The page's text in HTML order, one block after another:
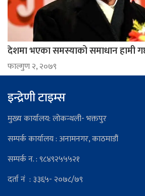
देशमा भएका समस्याको समाधान हामी
फाल्गुण २, २०७९
इन्द्रेणी टाइम्स
मुख्य कार्यालय: लोकन्थली- भक्तपुर
सम्पर्क कार्यालय : अनामनगर, काठमाडौं
सम्पर्क न. : ९८४९२५५५२१
दर्ता नं : ३३६५- २०७८/७९